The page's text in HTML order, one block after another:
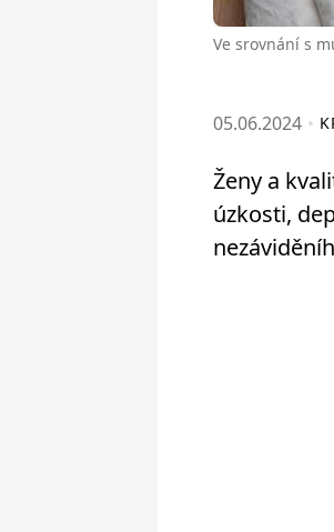
Ve srovnání s
05.06.2024
Ženy a
úzkosti,